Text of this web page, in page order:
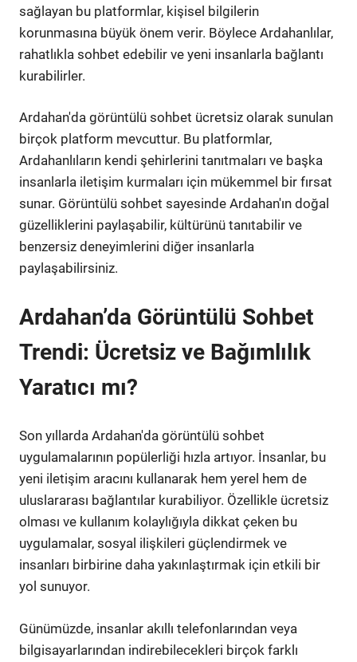
sağlayan bu platformlar, kişisel bilgilerin
korunmasına büyük önem verir. Böylece Ardahanlılar,
rahatlıkla sohbet edebilir ve yeni insanlarla bağlantı
kurabilirler.
Ardahan'da görüntülü sohbet ücretsiz olarak sunulan
birçok platform mevcuttur. Bu platformlar,
Ardahanlıların kendi şehirlerini tanıtmaları ve başka
insanlarla iletişim kurmaları için mükemmel bir fırsat
sunar. Görüntülü sohbet sayesinde Ardahan'ın doğal
güzelliklerini paylaşabilir, kültürünü tanıtabilir ve
benzersiz deneyimlerini diğer insanlarla
paylaşabilirsiniz.
Ardahan’da Görüntülü Sohbet
Trendi: Ücretsiz ve Bağımlılık
Yaratıcı mı?
Son yıllarda Ardahan'da görüntülü sohbet
uygulamalarının popülerliği hızla artıyor. İnsanlar, bu
yeni iletişim aracını kullanarak hem yerel hem de
uluslararası bağlantılar kurabiliyor. Özellikle ücretsiz
olması ve kullanım kolaylığıyla dikkat çeken bu
uygulamalar, sosyal ilişkileri güçlendirmek ve
insanları birbirine daha yakınlaştırmak için etkili bir
yol sunuyor.
Günümüzde, insanlar akıllı telefonlarından veya
bilgisayarlarından indirebilecekleri birçok farklı